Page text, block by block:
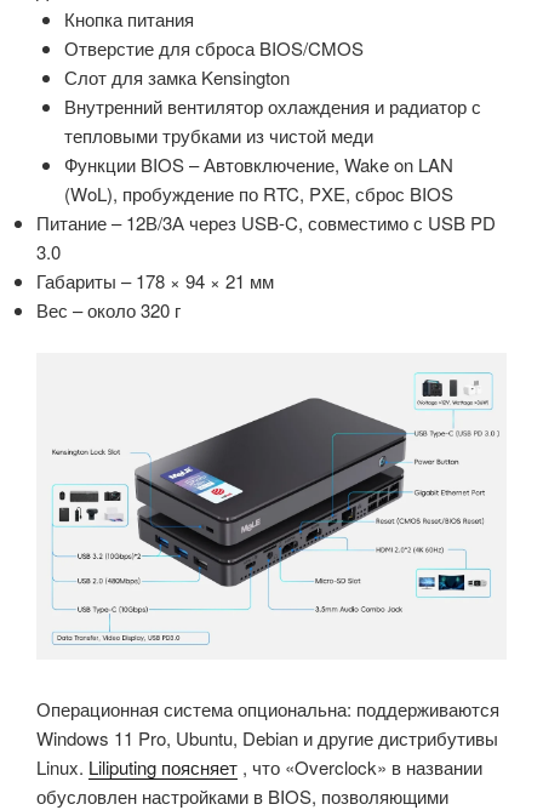
Кнопка питания
Отверстие для сброса BIOS/CMOS
Слот для замка Kensington
Внутренний вентилятор охлаждения и радиатор с
тепловыми трубками из чистой меди
Функции BIOS – Автовключение, Wake on LAN
(WoL), пробуждение по RTC, PXE, сброс BIOS
Питание – 12В/3А через USB-C, совместимо с USB PD
3.0
Габариты – 178 × 94 × 21 мм
Вес – около 320 г
Операционная система опциональна: поддерживаются
Windows 11 Pro, Ubuntu, Debian и другие дистрибутивы
Linux. Liliputing поясняет , что «Overclock» в названии
обусловлен настройками в BIOS, позволяющими